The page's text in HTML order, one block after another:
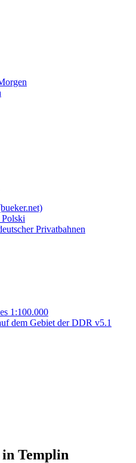
Privatbahnen
1:100.000
dem Gebiet der DDR v5.1
in Templin